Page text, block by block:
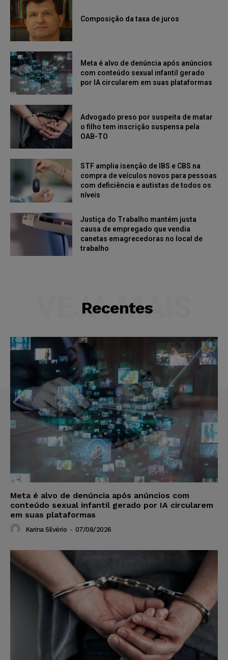
Composição da taxa de juros
Meta é alvo de denúncia após anúncios
com conteúdo sexual infantil gerado
por IA circularem em suas plataformas
Advogado preso por suspeita de matar
o filho tem inscrição suspensa pela
OAB-TO
STF amplia isenção de IBS e CBS na
compra de veículos novos para pessoas
com deficiência e autistas de todos os
níveis
Justiça do Trabalho mantém justa
causa de empregado que vendia
canetas emagrecedoras no local de
trabalho
Recentes
VEJA MAIS
Meta é alvo de denúncia após anúncios com
conteúdo sexual infantil gerado por IA circularem
em suas plataformas
Karina Silvério - 07/08/2026